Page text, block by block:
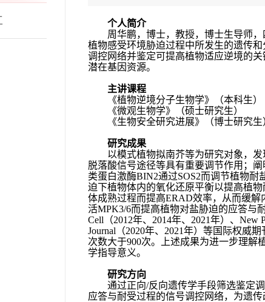
个人简介
周华鹏，博士，教授，博士生导师
植物感受环境胁迫过程中所发生的遗传
调控网络并鉴定可提高植物适应逆境的
潜在基因资源。
主讲课程
《植物逆境分子生物学》（本科生）
《微观生物学》（硕士研究生）
《生物安全研究进展》（博士研究生
研究成果
以模式植物拟南芥等为研究对象，
脱落酸信号途径等具有重要调节作用；
类蛋白激酶BIN2通过SOS2而调节植物耐
迫下植物体内的氧化还原平衡以提高植
体成熟过程而提高ERAD效率，从而缓解
活MPK3/6而提高植物对盐胁迫的应答与
Cell （2012年、 2014年、 2021年）、 New
Journal （2020年、 2021年）等国际权威期
次数大于900次。上述成果为进一步理解
学指导意义。
研究方向
通过正向/反向遗传学手段筛选鉴定
应答与耐受过程的信号调控网络，为遗